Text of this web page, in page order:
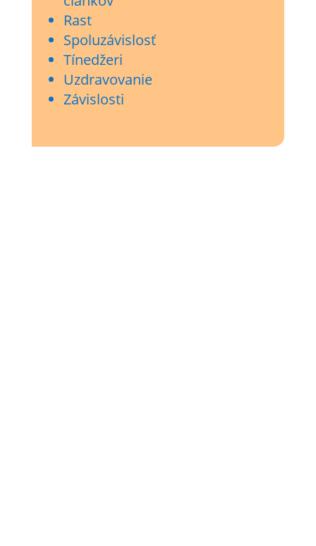
Rast
Spoluzávislosť
Tínedžeri
Uzdravovanie
Závislosti